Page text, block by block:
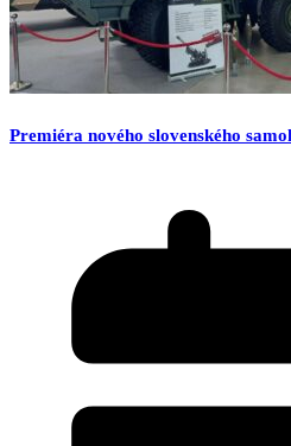
Premiéra nového slovenského